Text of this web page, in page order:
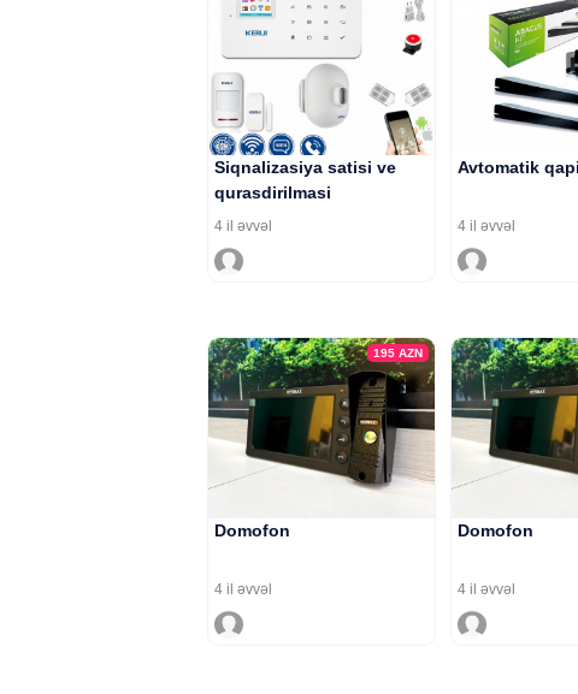
Siqnalizasiya satisi ve
qurasdirilmasi
4 il əvvəl
Avtomatik
4 il əvvəl
195 AZN
Domofon
4 il əvvəl
Domofon
4 il əvvəl